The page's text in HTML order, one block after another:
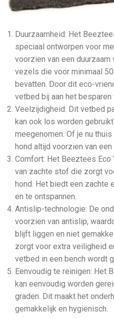
Duurzaamheid: Het
speciaal ontworpen voor
voorzien van een
vezels die voor minimaal
bevatten. Door dit eco-
vetbed bij aan het
Veelzijdigheid: Dit vetbed
kan ook los worden
meegenomen. Of je nu
hond altijd voorzien van
Comfort: Het Beeztees Eco
van zachte stof die zorgt
hond. Het biedt een zachte
en te ontspannen.
Antislip-technologie: De
voorzien van antislip,
blijft liggen en niet
zorgt voor extra veiligheid
vetbed in een bench wordt
Eenvoudig te reinigen: Het
kan eenvoudig worden
graden. Dit maakt het
gemakkelijk en hygiënisch.